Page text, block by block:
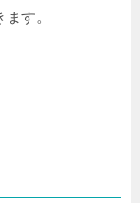
す。